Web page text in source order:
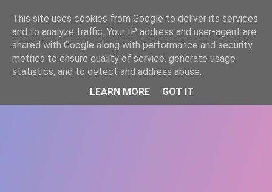
WWW.GAZISTI.RO
This site uses cookies from Google to deliver its services
and to analyze traffic. Your IP address and user-agent are
shared with Google along with performance and security
metrics to ensure quality of service, generate usage
statistics, and to detect and address abuse.
LEARN MORE
GOT IT